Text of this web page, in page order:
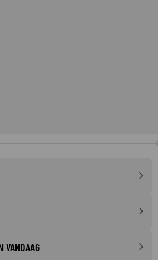
VANDAAG